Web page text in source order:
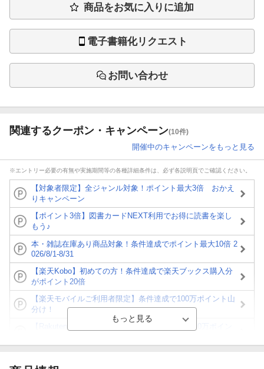
商品をお気に入りに追加
電子書籍化リクエスト
お問い合わせ
関連するクーポン・キャンペーン(10件)
開催中のキャンペーンをもっと見る
※エントリー必要の有無や実施期間等の各種詳細条件は、必ず各説明頁でご確認ください。
【対象者限定】全ジャンル対象！ポイント最大3倍 おかえ
りキャンペーン
【ポイント3倍】図書カードNEXT利用でお得に読書を楽し
もう♪
本・雑誌在庫あり商品対象！条件達成でポイント最大10倍 2
026/8/1-8/31
【楽天Kobo】初めての方！条件達成で楽天ブックス購入分
がポイント20倍
【楽天モバイルご利用者限定】条件達成で100万ポイント山
分け！
が当たる！